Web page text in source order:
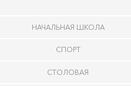
НАЧАЛЬНАЯ ШКОЛА
СПОРТ
СТОЛОВАЯ